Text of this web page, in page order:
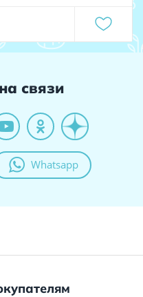
связи
Whatsapp